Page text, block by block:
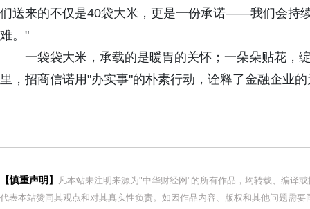
们送来的不仅是40袋大米，更是一份承诺——我们会持
难。"
一袋袋大米，承载的是暖胃的关怀；一朵朵贴花，
里，招商信诺用"办实事"的朴素行动，诠释了金融企业
【慎重声明】
凡本站未注明来源为"中华财经网"的所有作品，均转载、编译
代表本站赞同其观点和对其真实性负责。如因作品内容、版权和其他问题需